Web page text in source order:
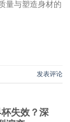
量与塑造身材的
发表评论
失效？深